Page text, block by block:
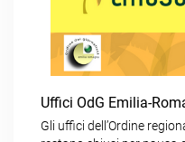
Uffici OdG Emilia-
Gli uffici dell’Ordine